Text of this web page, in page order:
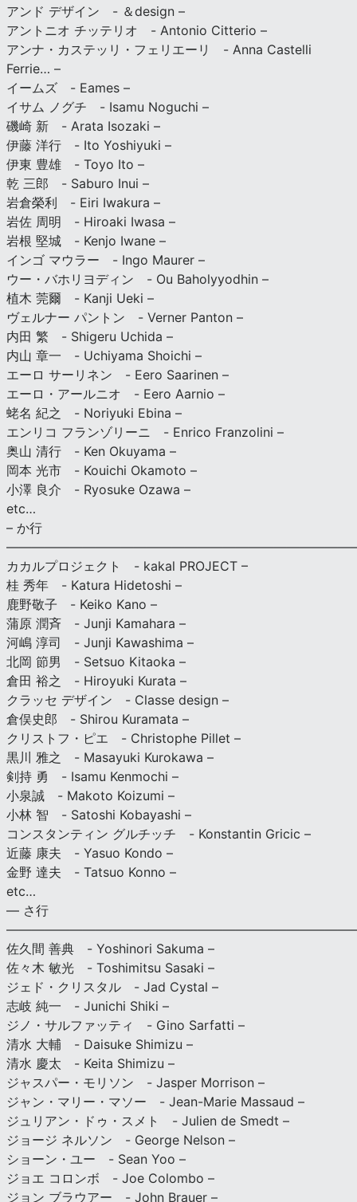
アンド デザイン - ＆design –
アントニオ チッテリオ - Antonio Citterio –
アンナ・カステッリ・フェリエーリ - Anna Castelli
Ferrie… –
イームズ - Eames –
イサム ノグチ - Isamu Noguchi –
磯崎 新 - Arata Isozaki –
伊藤 洋行 - Ito Yoshiyuki –
伊東 豊雄 - Toyo Ito –
乾 三郎 - Saburo Inui –
岩倉榮利 - Eiri Iwakura –
岩佐 周明 - Hiroaki Iwasa –
岩根 堅城 - Kenjo Iwane –
インゴ マウラー - Ingo Maurer –
ウー・バホリヨディン - Ou Baholyyodhin –
植木 莞爾 - Kanji Ueki –
ヴェルナー パントン - Verner Panton –
内田 繁 - Shigeru Uchida –
内山 章一 - Uchiyama Shoichi –
エーロ サーリネン - Eero Saarinen –
エーロ・アールニオ - Eero Aarnio –
蛯名 紀之 - Noriyuki Ebina –
エンリコ フランゾリーニ - Enrico Franzolini –
奥山 清行 - Ken Okuyama –
岡本 光市 - Kouichi Okamoto –
小澤 良介 - Ryosuke Ozawa –
etc…
– か行
カカルプロジェクト - kakal PROJECT –
桂 秀年 - Katura Hidetoshi –
鹿野敬子 - Keiko Kano –
蒲原 潤斉 - Junji Kamahara –
河嶋 淳司 - Junji Kawashima –
北岡 節男 - Setsuo Kitaoka –
倉田 裕之 - Hiroyuki Kurata –
クラッセ デザイン - Classe design –
倉俣史郎 - Shirou Kuramata –
クリストフ・ピエ - Christophe Pillet –
黒川 雅之 - Masayuki Kurokawa –
剣持 勇 - Isamu Kenmochi –
小泉誠 - Makoto Koizumi –
小林 智 - Satoshi Kobayashi –
コンスタンティン グルチッチ - Konstantin Gricic –
近藤 康夫 - Yasuo Kondo –
金野 達夫 - Tatsuo Konno –
etc…
— さ行
佐久間 善典 - Yoshinori Sakuma –
佐々木 敏光 - Toshimitsu Sasaki –
ジェド・クリスタル - Jad Cystal –
志岐 純一 - Junichi Shiki –
ジノ・サルファッティ - Gino Sarfatti –
清水 大輔 - Daisuke Shimizu –
清水 慶太 - Keita Shimizu –
ジャスパー・モリソン - Jasper Morrison –
ジャン・マリー・マソー - Jean-Marie Massaud –
ジュリアン・ドゥ・スメト - Julien de Smedt –
ジョージ ネルソン - George Nelson –
ショーン・ユー - Sean Yoo –
ジョエ コロンボ - Joe Colombo –
ジョン ブラウアー - John Brauer –